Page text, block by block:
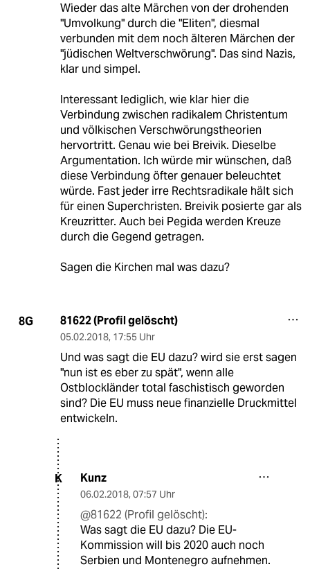
Wieder das alte Märchen von der drohenden
"Umvolkung" durch die "Eliten", diesmal
verbunden mit dem noch älteren Märchen der
"jüdischen Weltverschwörung". Das sind Nazis,
klar und simpel.
Interessant lediglich, wie klar hier die
Verbindung zwischen radikalem Christentum
und völkischen Verschwörungstheorien
hervortritt. Genau wie bei Breivik. Dieselbe
Argumentation. Ich würde mir wünschen, daß
diese Verbindung öfter genauer beleuchtet
würde. Fast jeder irre Rechtsradikale hält sich
für einen Superchristen. Breivik posierte gar als
Kreuzritter. Auch bei Pegida werden Kreuze
durch die Gegend getragen.
Sagen die Kirchen mal was dazu?
8G 81622 (Profil gelöscht)
05.02.2018, 17:55 Uhr
Und was sagt die EU dazu? wird sie erst sagen
"nun ist es eber zu spät", wenn alle
Ostblockländer total faschistisch geworden
sind? Die EU muss neue finanzielle Druckmittel
entwickeln.
K Kunz
06.02.2018, 07:57 Uhr
@81622 (Profil gelöscht):
Was sagt die EU dazu? Die EU-
Kommission will bis 2020 auch noch
Serbien und Montenegro aufnehmen.